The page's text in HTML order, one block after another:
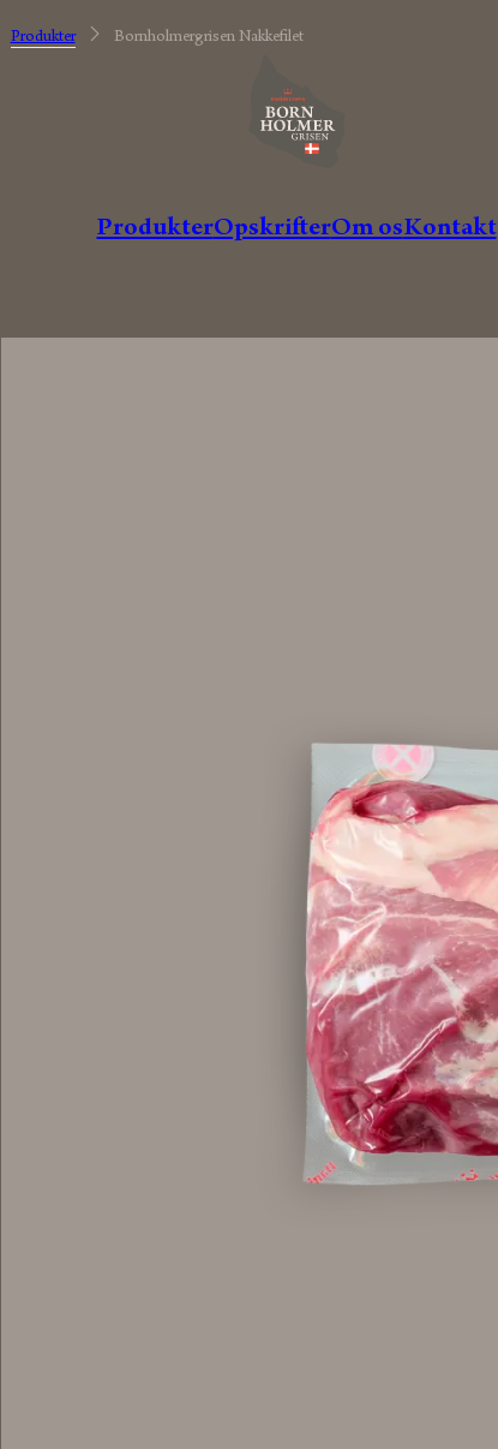
Produkter Bornholmergrisen Nakkefilet
Antonius
Grise fraudvalgte
danske landmænd
ProdukterOpskrifterOm osKontakt